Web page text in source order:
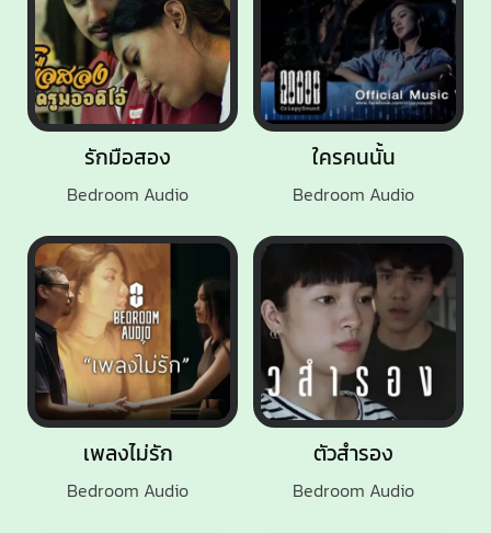
รักมือสอง
Bedroom Audio
ใครคนนั้น
Bedroom Audio
ตัวสำรอง
Bedroom Audio
เพลงไม่รัก
Bedroom Audio